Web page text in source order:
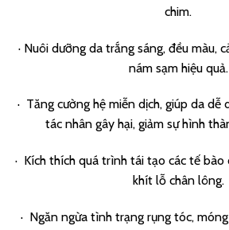
chim.
· Nuôi dưỡng da trắng sáng, đều màu,
nám sạm hiệu quả.
· Tăng cường hệ miễn dịch, giúp da dễ
tác nhân gây hại, giảm sự hình
· Kích thích quá trình tái tạo các tế bào
khít lỗ chân lông.
· Ngăn ngừa tình trạng rụng tóc,